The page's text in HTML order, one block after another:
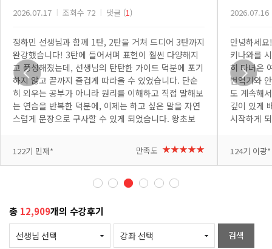
2026.07.17 조회수 72 댓글 (1)
정하민 선생님과 함께 1탄, 2탄을 거쳐 드디어 3탄까지
완강했습니다! 3탄에 들어서며 표현이 훨씬 다양해지
고 풍성해졌는데, 선생님의 탄탄한 가이드 덕분에 포기
하지 않고 끝까지 즐겁게 따라올 수 있었습니다. 단순
히 외우는 공부가 아니라 원리를 이해하고 직접 말해보
는 연습을 반복한 덕분에, 이제는 하고 싶은 말을 자연
스럽게 문장으로 구사할 수 있게 되었습니다. 왕초보
심으로 감사드립니다. 망설이는 분들이 있다면 꼭 3탄
까지 완주해 보세요! 완강을 진심으로 축하드리며, 그
동안 다진 탄탄한 실력으로 앞으로의 일본어 공부도 즐
겁게 이어가시길 응원합니다!
122기 민재* 만족도 ★★★★★
2026.07.16
안녕하세
키나와를
히 다녀온
번역기와
도 계속해
깊이 있게
시작하게
붙고 있습
이 나올 때
소통하는
은 강의 감
124기 이광*
총 12,909개의 수강후기
검색